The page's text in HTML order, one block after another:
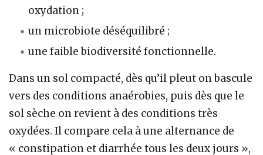
oxydation ;
un microbiote déséquilibré ;
une faible biodiversité fonctionnelle.
Dans un sol compacté, dès qu’il pleut on bascule
vers des conditions anaérobies, puis dès que le
sol sèche on revient à des conditions très
oxydées. Il compare cela à une alternance de
« constipation et diarrhée tous les deux jours »,